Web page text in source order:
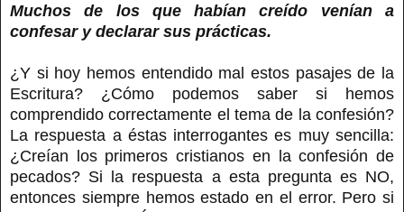
Muchos de los que habían creído venían a
confesar y declarar sus prácticas.
¿Y si hoy hemos entendido mal estos pasajes de la
Escritura? ¿Cómo podemos saber si hemos
comprendido correctamente el tema de la confesión?
La respuesta a éstas interrogantes es muy sencilla:
¿Creían los primeros cristianos en la confesión de
pecados? Si la respuesta a esta pregunta es NO,
entonces siempre hemos estado en el error. Pero si